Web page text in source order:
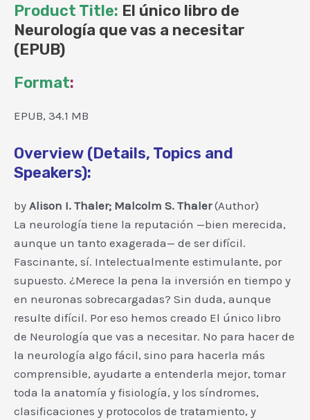
Product Title: El único libro de
Neurología que vas a necesitar
(EPUB)
Format:
EPUB, 34.1 MB
Overview (Details, Topics and
Speakers):
by Alison I. Thaler; Malcolm S. Thaler(Author)
La neurología tiene la reputación —bien merecida,
aunque un tanto exagerada— de ser difícil.
Fascinante, sí. Intelectualmente estimulante, por
supuesto. ¿Merece la pena la inversión en tiempo y
en neuronas sobrecargadas? Sin duda, aunque
resulte difícil. Por eso hemos creado El único libro
de Neurología que vas a necesitar. No para hacer de
la neurología algo fácil, sino para hacerla más
comprensible, ayudarte a entenderla mejor, tomar
toda la anatomía y fisiología, y los síndromes,
clasificaciones y protocolos de tratamiento, y